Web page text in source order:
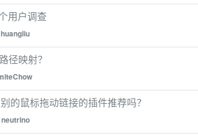
用户调查
huangliu
径映射？
的鼠标拖动链接的插件推荐吗？
neutrino